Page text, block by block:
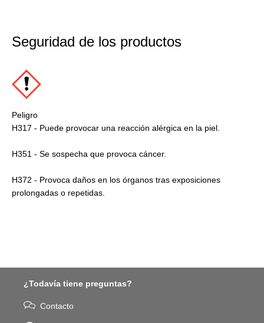
Seguridad de los productos
Peligro
H317 - Puede provocar una reacción alérgica en la piel.
H351 - Se sospecha que provoca cáncer.
H372 - Provoca daños en los órganos tras exposiciones
prolongadas o repetidas.
¿Todavía tiene preguntas?
Contacto